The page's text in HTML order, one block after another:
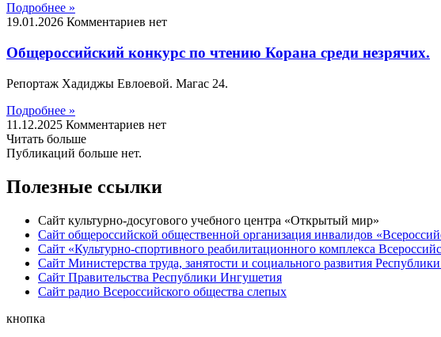
Подробнее »
19.01.2026 Комментариев нет
Общероссийский конкурс по чтению Корана среди незрячих.
Репортаж Хадиджы Евлоевой. Магас 24.
Подробнее »
11.12.2025 Комментариев нет
Читать больше
Публикаций больше нет.
Полезные ссылки
Сайт культурно-досугового учебного центра «Открытый мир»
Сайт общероссийской общественной организация инвалидов
Сайт «Культурно-спортивного реабилитационного комплекса
Сайт Министерства труда, занятости и социального развития
Сайт Правительства Республики Ингушетия
Сайт радио Всероссийского общества слепых
кнопка